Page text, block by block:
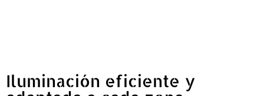
Iluminación eficiente y